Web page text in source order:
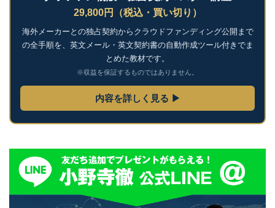
29,800円（税込・買い切り）
海外メーカーとの独占契約からクラウドファンディング公開まで
の全手順を、英文メール・英文契約書の自動作成ツール付きでま
とめた教材です。
※収益を保証するものではありません。
内容を詳しく見る ▶